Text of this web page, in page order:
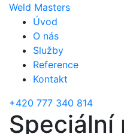
Weld Masters
Úvod
O nás
Služby
Reference
Kontakt
+420 777 340 814
Speciální